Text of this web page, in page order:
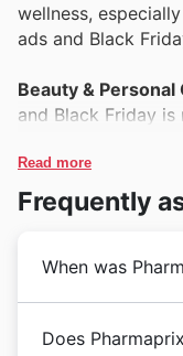
wellness,
ads and Black
Beauty & Personal
and Black Friday
Household
household
Friday sales and
Read more
Frequently
When was
Robert. Their
Does